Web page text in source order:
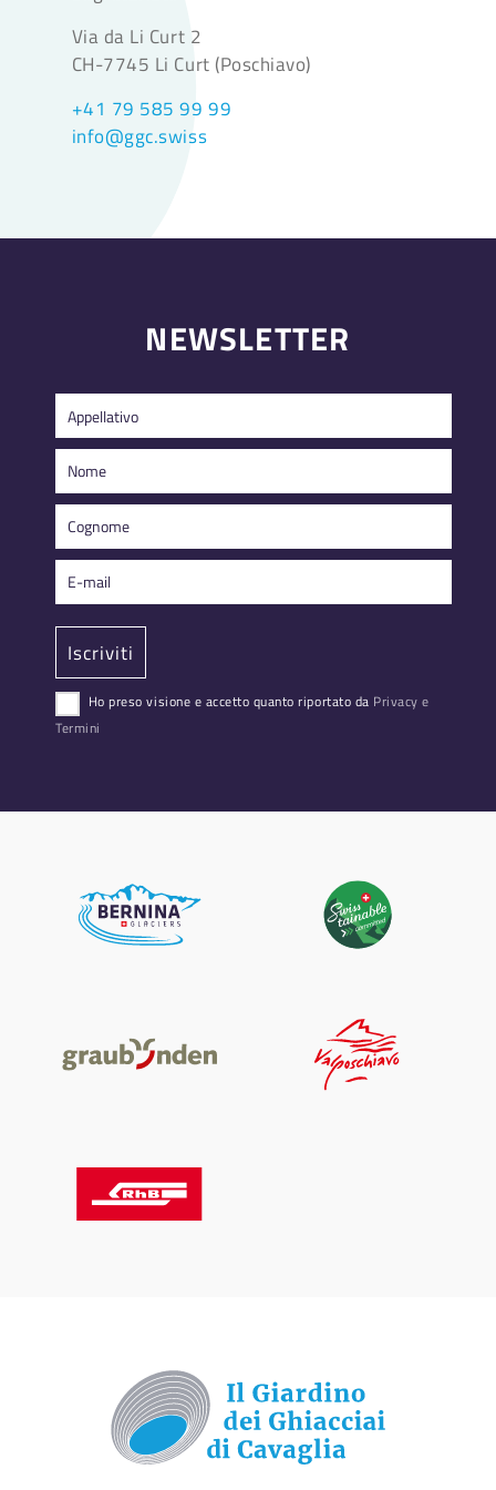
Via da Li Curt 2
CH-7745 Li Curt (Poschiavo)
+41 79 585 99 99
info@ggc.swiss
NEWSLETTER
Ho preso visione e accetto quanto riportato da Privacy e
Termini